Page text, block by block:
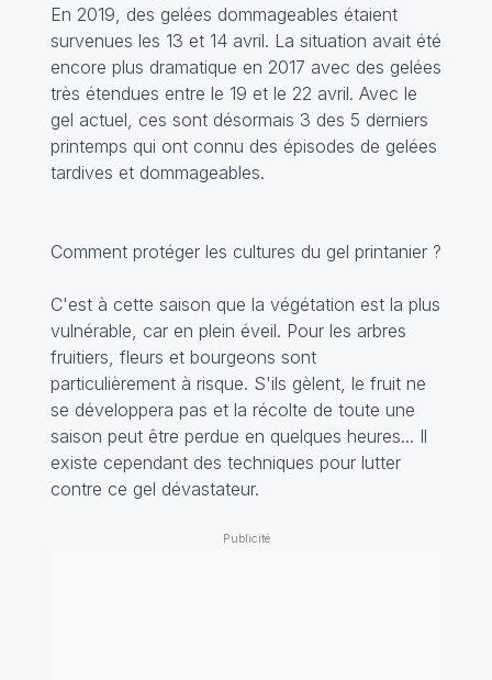
En 2019, des gelées dommageables étaient
survenues les 13 et 14 avril. La situation avait été
encore plus dramatique en 2017 avec des gelées
très étendues entre le 19 et le 22 avril. Avec le
gel actuel, ces sont désormais 3 des 5 derniers
printemps qui ont connu des épisodes de gelées
tardives et dommageables.
Comment protéger les cultures du gel printanier ?
C'est à cette saison que la végétation est la plus
vulnérable, car en plein éveil. Pour les arbres
fruitiers, fleurs et bourgeons sont
particulièrement à risque. S'ils gèlent, le fruit ne
se développera pas et la récolte de toute une
saison peut être perdue en quelques heures... Il
existe cependant des techniques pour lutter
contre ce gel dévastateur.